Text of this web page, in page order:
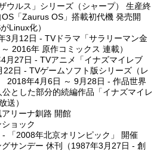
ウルス」シリーズ（シャープ） 生産終
「Zaurus OS」搭載初代機 発売開
Linux化）
3月12日 - TVドラマ「サラリーマン金
2016年 原作コミックス 連載）
月27日 - TVアニメ「イナズマイレブ
22日 - TVゲームソフト版シリーズ（レ
2018年4月6日 ～ 9月28日 - 作品世界
とした部分的続編作品「イナズマイレ
送）
リーナ釧路 開館
ョック
「2008年北京オリンピック」 開催
サンデー 休刊（1987年3月27日 - 創